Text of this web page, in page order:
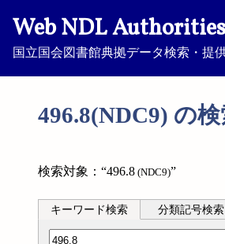
Web NDL Authorities
国立国会図書館典拠データ検索・提
496.8(NDC9) の
検索対象：“496.8 (NDC9)”
キーワード検索 分類記号検索
分類記号検索